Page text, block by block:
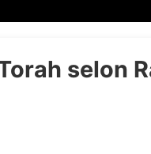
selon